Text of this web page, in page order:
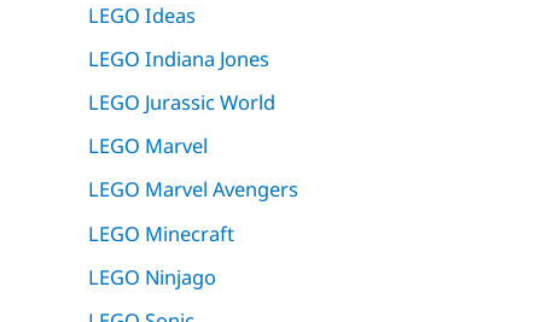
LEGO Ideas
LEGO Indiana Jones
LEGO Jurassic World
LEGO Marvel
LEGO Marvel Avengers
LEGO Minecraft
LEGO Ninjago